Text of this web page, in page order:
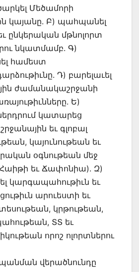
Մեծամորի
կայանը. Բ) պահպանել
ընկերական մթնոլորտ
նկատմամբ. Գ)
համեստ
Դ) բարելաւել
ժամանակաշրջանի
Ե)
կատարեց
եւ գլոբալ
կայունութեան եւ
օգնութեան մեջ
Հաիթի եւ Ճափոնիա). Զ)
կարգապահութիւն եւ
արուեստի եւ
կրթութեան,
ՏՏ եւ
որոշ ոլորտներու
վերածնունդը